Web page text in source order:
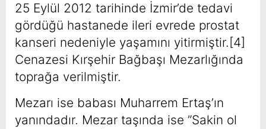
25 Eylül 2012 tarihinde İzmir’de tedavi
gördüğü hastanede ileri evrede prostat
kanseri nedeniyle yaşamını yitirmiştir.[4]
Cenazesi Kırşehir Bağbaşı Mezarlığında
toprağa verilmiştir.
Mezarı ise babası Muharrem Ertaş’ın
yanındadır. Mezar taşında ise ”Sakin ol